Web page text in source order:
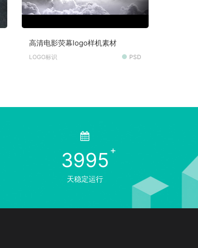
高清电影荧幕logo样机素材
LOGO标识 PSD
3995
天稳定运行